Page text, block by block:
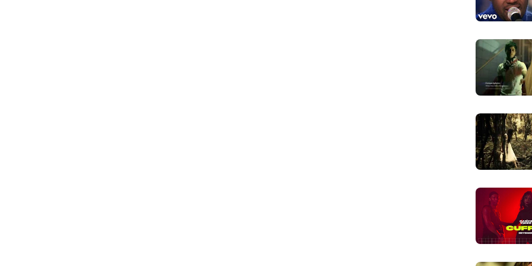
And all that
Và điều quan
Is here
Đã ở đây
My
Thế giới của
I'm glad
Anh thật vui
You cast a
Em mê hoặc
You hit me
Em bước
And I
Và anh quyết
So let's go